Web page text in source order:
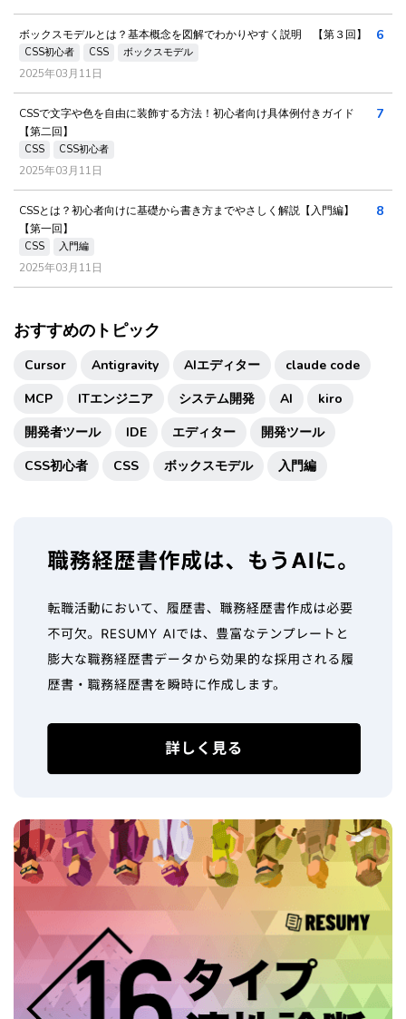
ボックスモデルとは？基本概念を図解でわかりやすく説明 【第３回】
CSS初心者 CSS ボックスモデル
2025年03月11日
6
CSSで文字や色を自由に装飾する方法！初心者向け具体例付きガイド
【第二回】
CSS CSS初心者
2025年03月11日
7
CSSとは？初心者向けに基礎から書き方までやさしく解説【入門編】
【第一回】
CSS 入門編
2025年03月11日
8
おすすめのトピック
Cursor Antigravity AIエディター
claude code
MCP
ITエンジニア システム開発 AI
kiro
開発者ツール
IDE エディター
開発ツール
CSS初心者
CSS ボックスモデル 入門編